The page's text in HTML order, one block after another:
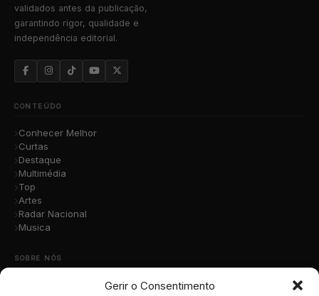
Gerir o Consentimento
validados antes da publicação,
garantindo rigor, qualidade e
independência editorial.
CONTEÚDO
Conhecer Melhor
Curtas
Destaque
Multimédia
Top
Artes
Radar Nacional
Musica
SOBRE NÓS